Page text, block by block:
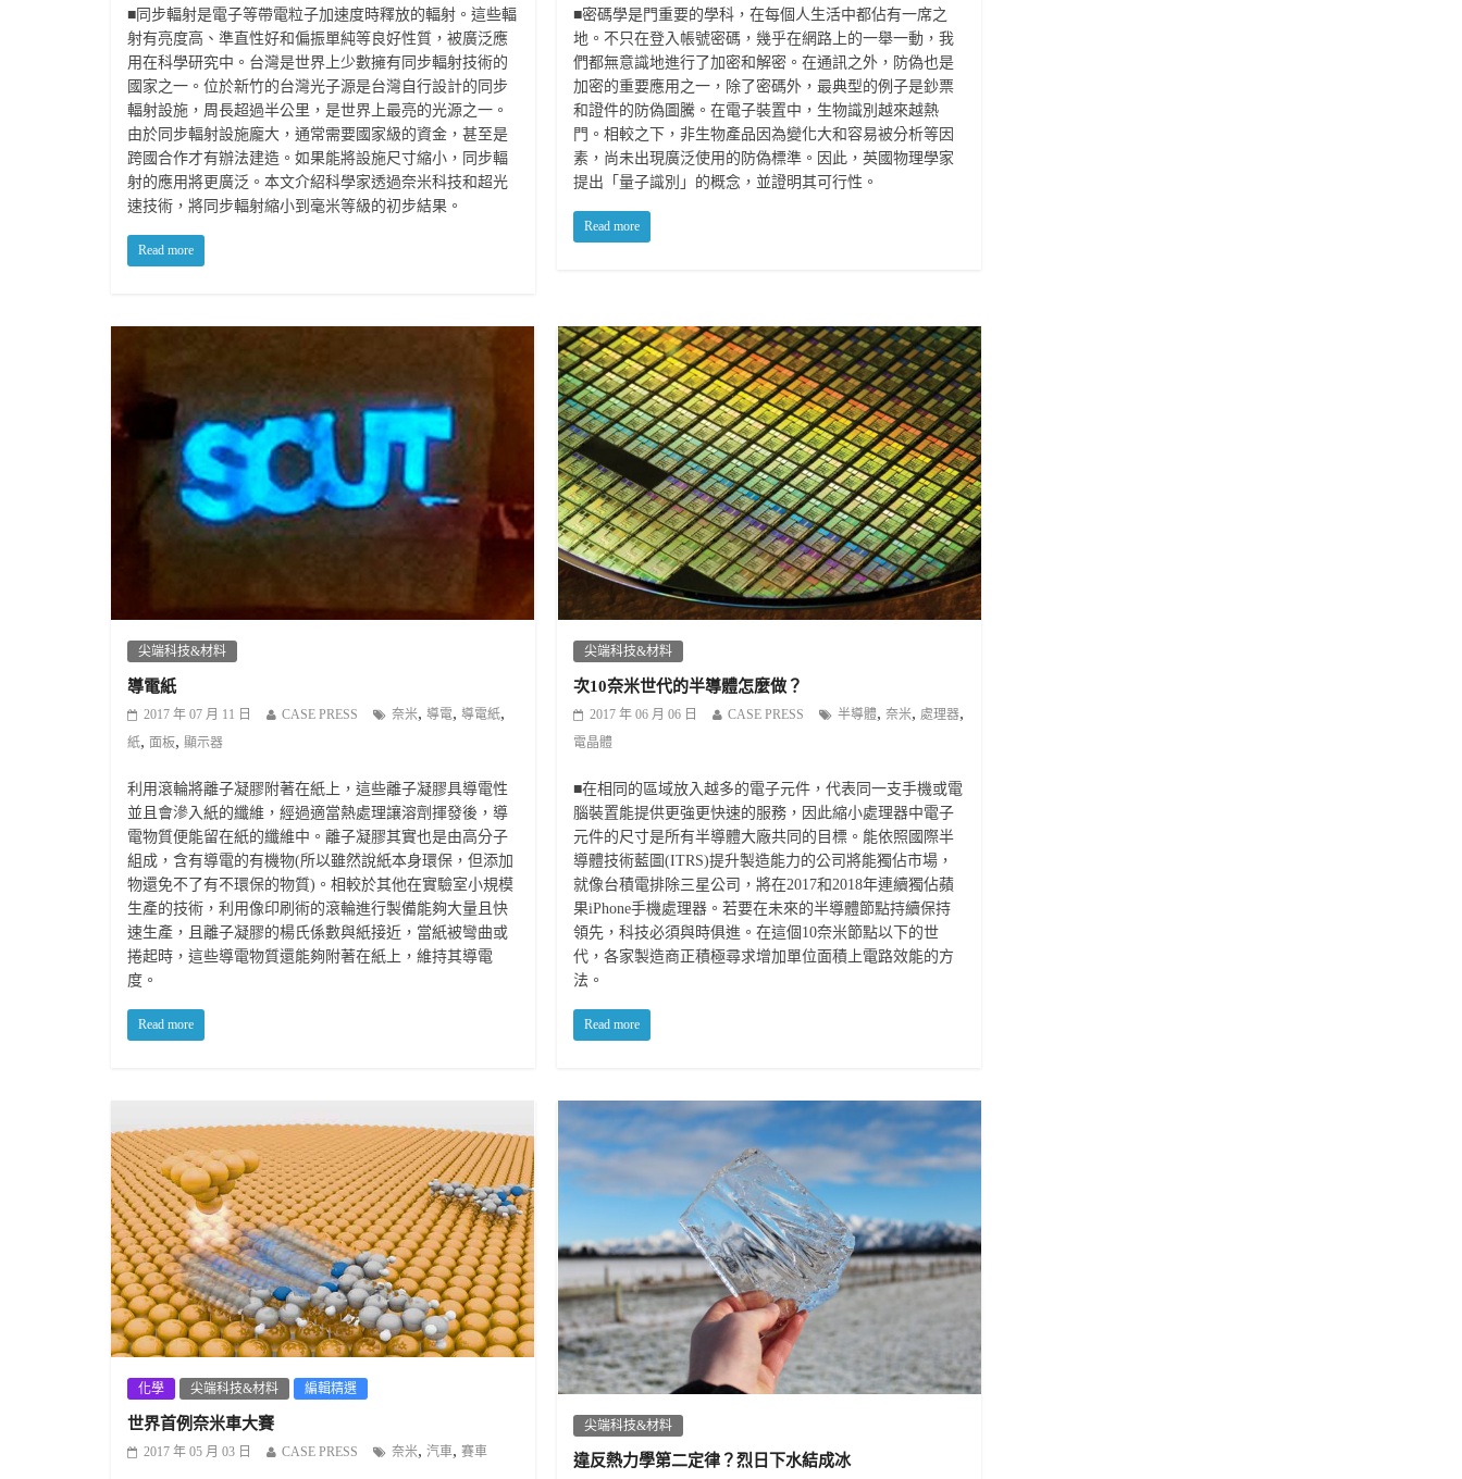
■同步輻射是電子等帶電粒子加速度時釋放的輻射。這些輻
射有亮度高、準直性好和偏振單純等良好性質，被廣泛應
用在科學研究中。台灣是世界上少數擁有同步輻射技術的
國家之一。位於新竹的台灣光子源是台灣自行設計的同步
輻射設施，周長超過半公里，是世界上最亮的光源之一。
由於同步輻射設施龐大，通常需要國家級的資金，甚至是
跨國合作才有辦法建造。如果能將設施尺寸縮小，同步輻
射的應用將更廣泛。本文介紹科學家透過奈米科技和超光
速技術，將同步輻射縮小到毫米等級的初步結果。
Read more
■密碼學是門重要的學科，在每個人生活中都佔有一席之
地。不只在登入帳號密碼，幾乎在網路上的一舉一動，我
們都無意識地進行了加密和解密。在通訊之外，防偽也是
加密的重要應用之一，除了密碼外，最典型的例子是鈔票
和證件的防偽圖騰。在電子裝置中，生物識別越來越熱
門。相較之下，非生物產品因為變化大和容易被分析等因
素，尚未出現廣泛使用的防偽標準。因此，英國物理學家
提出「量子識別」的概念，並證明其可行性。
Read more
尖端科技&材料
導電紙
2017 年 07 月 11 日 CASE PRESS 奈米, 導電, 導電紙,
紙, 面板, 顯示器
利用滾輪將離子凝膠附著在紙上，這些離子凝膠具導電性
並且會滲入紙的纖維，經過適當熱處理讓溶劑揮發後，導
電物質便能留在紙的纖維中。離子凝膠其實也是由高分子
組成，含有導電的有機物(所以雖然說紙本身環保，但添加
物還免不了有不環保的物質)。相較於其他在實驗室小規模
生產的技術，利用像印刷術的滾輪進行製備能夠大量且快
速生產，且離子凝膠的楊氏係數與紙接近，當紙被彎曲或
捲起時，這些導電物質還能夠附著在紙上，維持其導電
度。
Read more
尖端科技&材料
次10奈米世代的半導體怎麼做？
2017 年 06 月 06 日 CASE PRESS 半導體, 奈米, 處理器,
電晶體
■在相同的區域放入越多的電子元件，代表同一支手機或電
腦裝置能提供更強更快速的服務，因此縮小處理器中電子
元件的尺寸是所有半導體大廠共同的目標。能依照國際半
導體技術藍圖(ITRS)提升製造能力的公司將能獨佔市場，
就像台積電排除三星公司，將在2017和2018年連續獨佔蘋
果iPhone手機處理器。若要在未來的半導體節點持續保持
領先，科技必須與時俱進。在這個10奈米節點以下的世
代，各家製造商正積極尋求增加單位面積上電路效能的方
法。
Read more
化學 尖端科技&材料 編輯精選
世界首例奈米車大賽
2017 年 05 月 03 日 CASE PRESS 奈米, 汽車, 賽車
尖端科技&材料
違反熱力學第二定律？烈日下水結成冰